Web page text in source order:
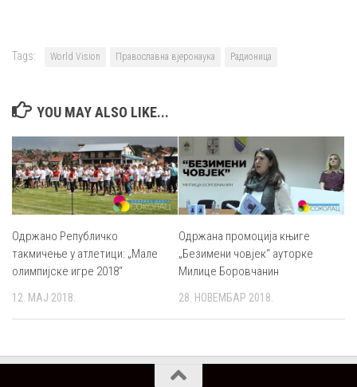
Tags: World Vision Православна вјеронаука Радионица
YOU MAY ALSO LIKE...
Одржано Републичко
такмичење у атлетици: „Мале
олимпијске игре 2018“
12. МАЈ 2018.
Одржана промоција књиге
„Безимени човјек“ ауторке
Милице Боровчанин
28. НОВЕМБАР 2018.